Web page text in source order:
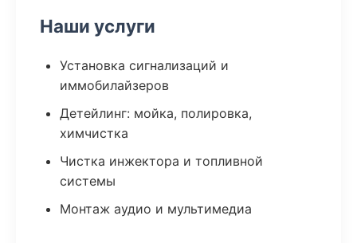
Наши услуги
Установка сигнализаций и
иммобилайзеров
Детейлинг: мойка, полировка,
химчистка
Чистка инжектора и топливной
системы
Монтаж аудио и мультимедиа